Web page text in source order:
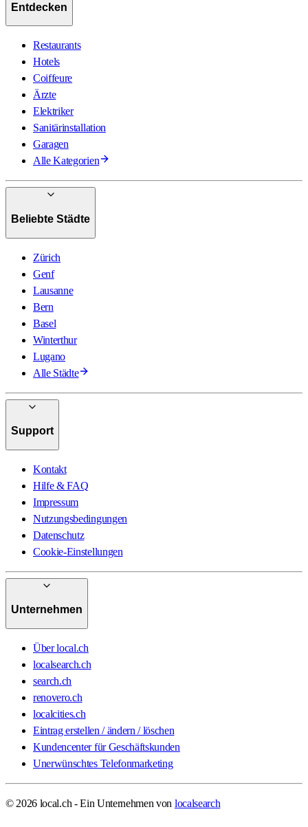
Entdecken
Restaurants
Hotels
Coiffeure
Ärzte
Elektriker
Sanitärinstallation
Garagen
Alle Kategorien
Beliebte Städte
Zürich
Genf
Lausanne
Bern
Basel
Winterthur
Lugano
Alle Städte
Support
Kontakt
Hilfe & FAQ
Impressum
Nutzungsbedingungen
Datenschutz
Cookie-Einstellungen
Unternehmen
Über local.ch
localsearch.ch
search.ch
renovero.ch
localcities.ch
Eintrag erstellen / ändern / löschen
Kundencenter für Geschäftskunden
Unerwünschtes Telefonmarketing
© 2026 local.ch - Ein Unternehmen von localsearch